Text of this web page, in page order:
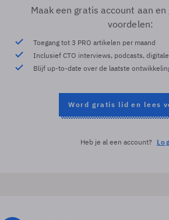
Maak een gratis account aan
voordelen:
Toegang tot 3 PRO artikelen per maand
Inclusief CTO interviews, podcasts,
Blijf up-to-date over de laatste
Word gratis lid en lees
Heb je al een account?